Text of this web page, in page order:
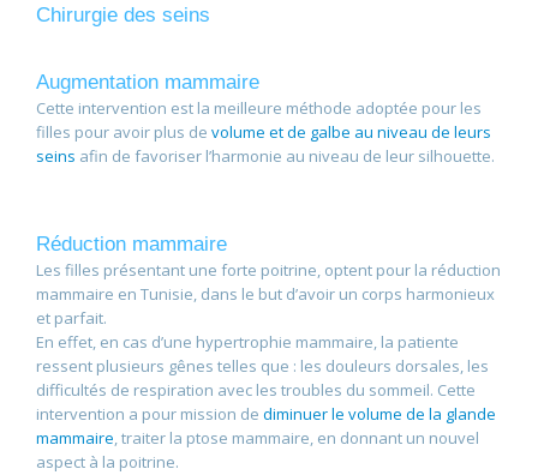
Chirurgie des seins
Augmentation mammaire
Cette intervention est la meilleure méthode adoptée pour les
filles pour avoir plus de volume et de galbe au niveau de leurs
seins afin de favoriser l’harmonie au niveau de leur silhouette.
Réduction mammaire
Les filles présentant une forte poitrine, optent pour la réduction
mammaire en Tunisie, dans le but d’avoir un corps harmonieux
et parfait.
En effet, en cas d’une hypertrophie mammaire, la patiente
ressent plusieurs gênes telles que : les douleurs dorsales, les
difficultés de respiration avec les troubles du sommeil. Cette
intervention a pour mission de diminuer le volume de la glande
mammaire, traiter la ptose mammaire, en donnant un nouvel
aspect à la poitrine.